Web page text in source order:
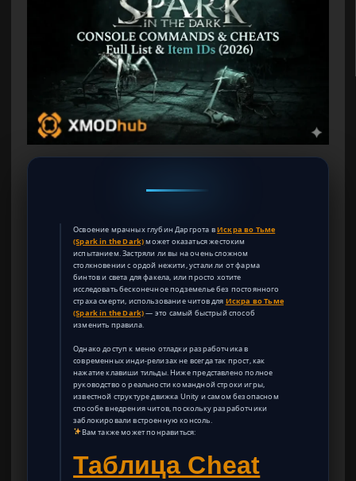
Освоение мрачных глубин Даргрота вИскра во Тьме
(Spark in the Dark)может оказаться жестоким
испытанием. Застряли ли вы на очень сложном
столкновении с ордой нежити, устали ли от фарма
бинтов и света для факела, или просто хотите
исследовать бесконечное подземелье без постоянного
страха смерти, использование читов для Искра во Тьме
(Spark in the Dark)— это самый быстрый способ
изменить правила.
Однако доступ к меню отладки разработчика в
современных инди-релизах не всегда так прост, как
нажатие клавиши тильды. Ниже представлено полное
руководство о реальности командной строки игры,
известной структуре движка Unity и самом безопасном
способе внедрения читов, поскольку разработчики
заблокировали встроенную консоль.
Вам также может понравиться:
Таблица Cheat